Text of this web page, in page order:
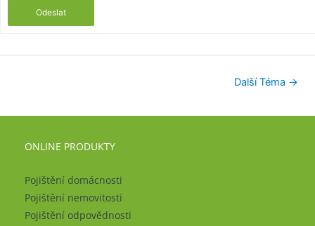
Odeslat
Další Téma →
ONLINE PRODUKTY
Pojištění domácnosti
Pojištění nemovitosti
Pojištění odpovědnosti